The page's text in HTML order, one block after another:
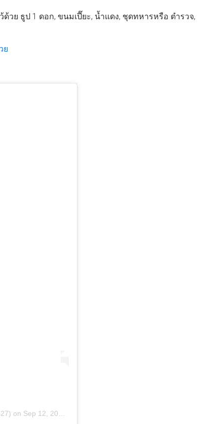
ย ธูป 1 ดอก, ขนมเปี๊ยะ, น้ำแดง, ชุดทหารหรือ ตำรวจ,
ย
on Sep 12, 2017 at 8:40pm PDT